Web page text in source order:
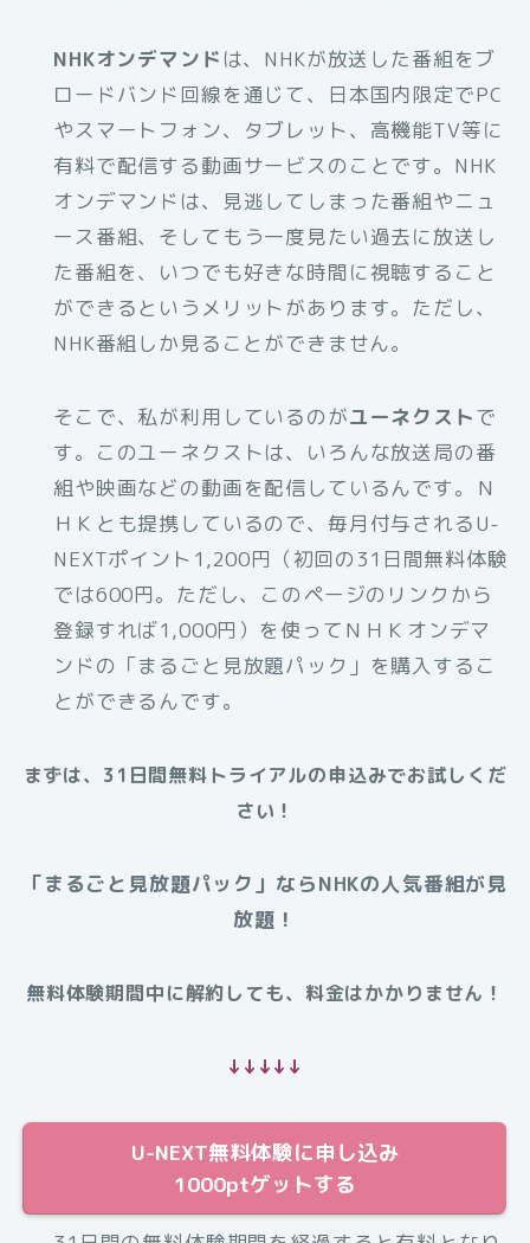
NHKオンデマンド は、NHKが放送した番組をブ
ロードバンド回線を通じて、日本国内限定でPC
やスマートフォン、タブレット、高機能TV等に
有料で配信する動画サービスのことです。NHK
オンデマンドは、見逃してしまった番組やニュ
ース番組、そしてもう一度見たい過去に放送し
た番組を、いつでも好きな時間に視聴すること
ができるというメリットがあります。ただし、
NHK番組しか見ることができません。
そこで、私が利用しているのがユーネクストで
す。このユーネクストは、いろんな放送局の番
組や映画などの動画を配信しているんです。Ｎ
ＨＫとも提携しているので、毎月付与されるU-
NEXTポイント1,200円（初回の31日間無料体験
では600円。ただし、このページのリンクから
登録すれば1,000円）を使ってＮＨＫオンデマ
ンドの「まるごと見放題パック」を購入するこ
とができるんです。
まずは、31日間無料トライアルの申込みでお試しくだ
さい！
「まるごと見放題パック」ならNHKの人気番組が見
放題！
無料体験期間中に解約しても、料金はかかりません！
↓↓↓↓↓
U-NEXT無料体験に申し込み
1000ptゲットする